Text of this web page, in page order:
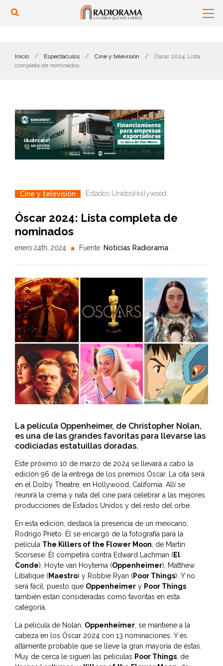
Inicio / Espectáculos / Cine y televisión /
Óscar 2024: Lista
completa de nominados
Cine y televisión Estados UnidosHollywood
Óscar 2024: Lista completa de
nominados
enero 24th, 2024 Fuente: Noticias Radiorama
La película Oppenheimer, de Christopher Nolan,
es una de las grandes favoritas para llevarse las
codiciadas estatuillas doradas.
Este próximo 10 de marzo de 2024 se llevará a cabo la
edición 96 de la entrega de los premios Óscar. La cita será
en el Dolby Theatre, en Hollywood, California. Allí se
reunirá la crema y nata del cine para celebrar a las mejores
producciones de Estados Unidos y del resto del orbe.
En esta edición, destaca la presencia de un mexicano,
Rodrigo Prieto. Él se encargó de la fotografía para la
película The Killers of the Flower Moon , de Martin
Scorsese. Él competirá contra Edward Lachman (El
Conde), Hoyte van Hoytema (Oppenheimer), Matthew
Libatique (Maestro) y Robbie Ryan (Poor Things). Y no
será fácil, puesto que Oppenheimer y Poor Things
también están consideradas como favoritas en esta
categoría.
La película de Nolan, Oppenheimer , se mantiene a la
cabeza en los Óscar 2024 con 13 nominaciones. Y es
altamente probable que se lleve la gran mayoría de éstas.
Muy de cerca le siguen las películas Poor Things , de